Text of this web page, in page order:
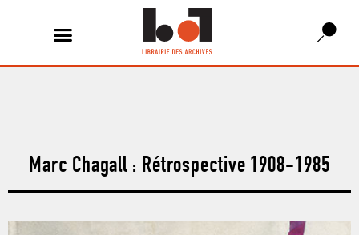
Marc Chagall : Rétrospective 1908-1985